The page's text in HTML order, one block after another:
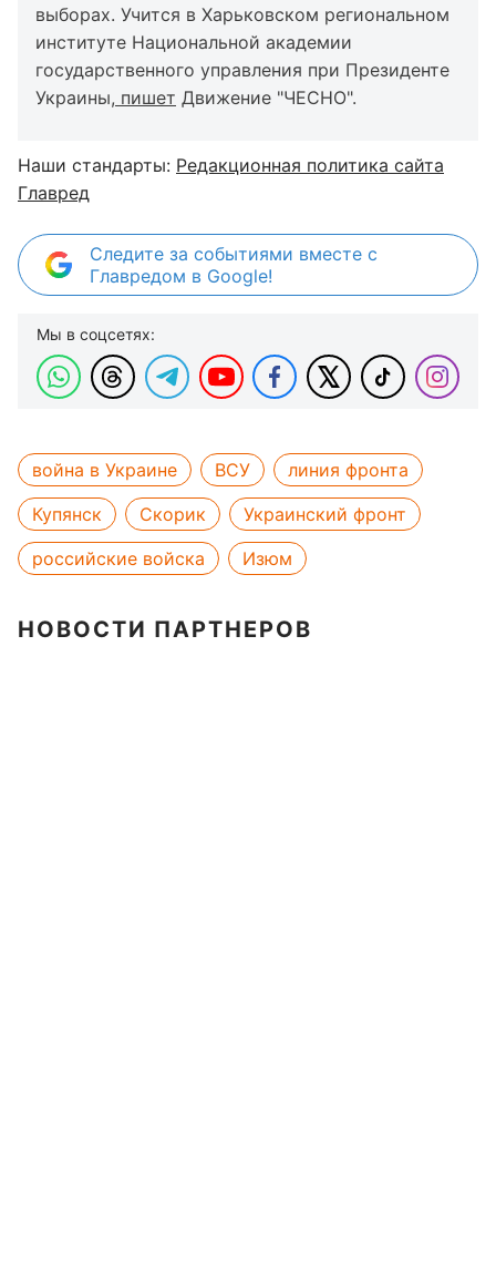
выборах. Учится в Харьковском региональном
институте Национальной академии
государственного управления при Президенте
Украины, пишет Движение "ЧЕСНО".
Наши стандарты: Редакционная политика сайта
Главред
Следите за событиями вместе с
Главредом в Google!
Мы в соцсетях:
война в Украине ВСУ
линия фронта
Купянск
Скорик
Украинский фронт
российские войска
Изюм
НОВОСТИ ПАРТНЕРОВ